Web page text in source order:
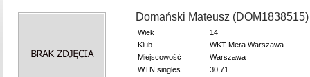
Domański Mateusz (DOM1838515)
Wiek
14
Klub
WKT Mera Warszawa
Miejscowość
Warszawa
WTN singles
30,71